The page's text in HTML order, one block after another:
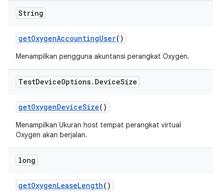
String
getOxygenAccountingUser()
Menampilkan pengguna akuntansi perangkat Oxygen.
TestDeviceOptions. DeviceSize
getOxygenDeviceSize()
Menampilkan Ukuran host tempat perangkat virtual
Oxygen akan berjalan.
long
getOxygenLeaseLength()